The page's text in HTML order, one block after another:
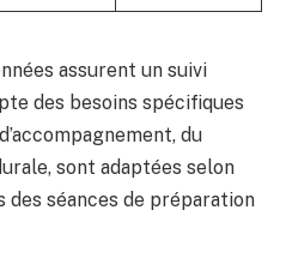
assurent un suivi
des besoins spécifiques
du
sont adaptées selon
des séances de préparation